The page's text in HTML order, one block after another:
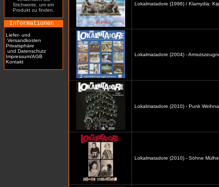
Stichworte, um ein
Produkt zu finden.
Informationen
Liefer- und
Versandkosten
Privatsphäre
und Datenschutz
Impressum/AGB
Kontakt
Lokalmatadore (1996) / Klamydia:
Lokalmatadore (2004) -
Lokalmatadore (2010) - Punk
Lokalmatadore (2010) - Söhne